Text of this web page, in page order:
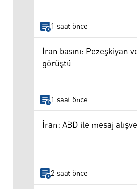
1 saat önce
İran basını: Pezeşkiyan
görüştü
1 saat önce
İran: ABD ile mesaj
2 saat önce